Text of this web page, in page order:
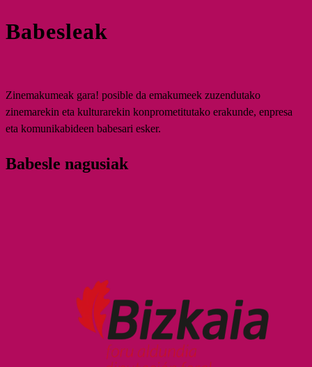
Babesleak
Zinemakumeak gara! posible da emakumeek zuzendutako
zinemarekin eta kulturarekin konprometitutako erakunde, enpresa
eta komunikabideen babesari esker.
Babesle nagusiak